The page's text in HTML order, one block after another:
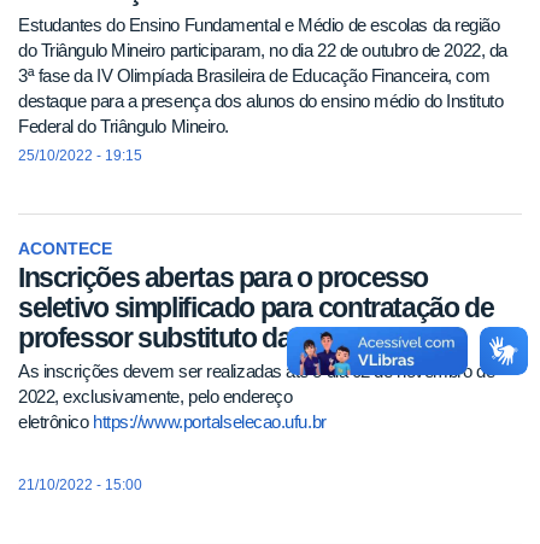
Estudantes do Ensino Fundamental e Médio de escolas da região
do Triângulo Mineiro participaram, no dia 22 de outubro de 2022, da
3ª fase da IV Olimpíada Brasileira de Educação Financeira, com
destaque para a presença dos alunos do ensino médio do Instituto
Federal do Triângulo Mineiro.
25/10/2022 - 19:15
ACONTECE
Inscrições abertas para o processo
seletivo simplificado para contratação de
professor substituto da FACIC
As inscrições devem ser realizadas até o dia 02 de novembro de
2022, exclusivamente, pelo endereço
eletrônico https://www.portalselecao.ufu.br
21/10/2022 - 15:00